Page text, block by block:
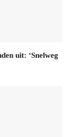
uit: ‘Snelweg